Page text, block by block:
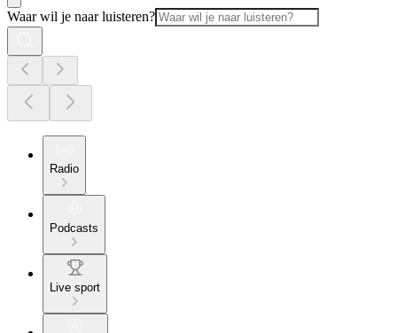
Waar wil je naar luisteren?
Radio
Podcasts
Live sport